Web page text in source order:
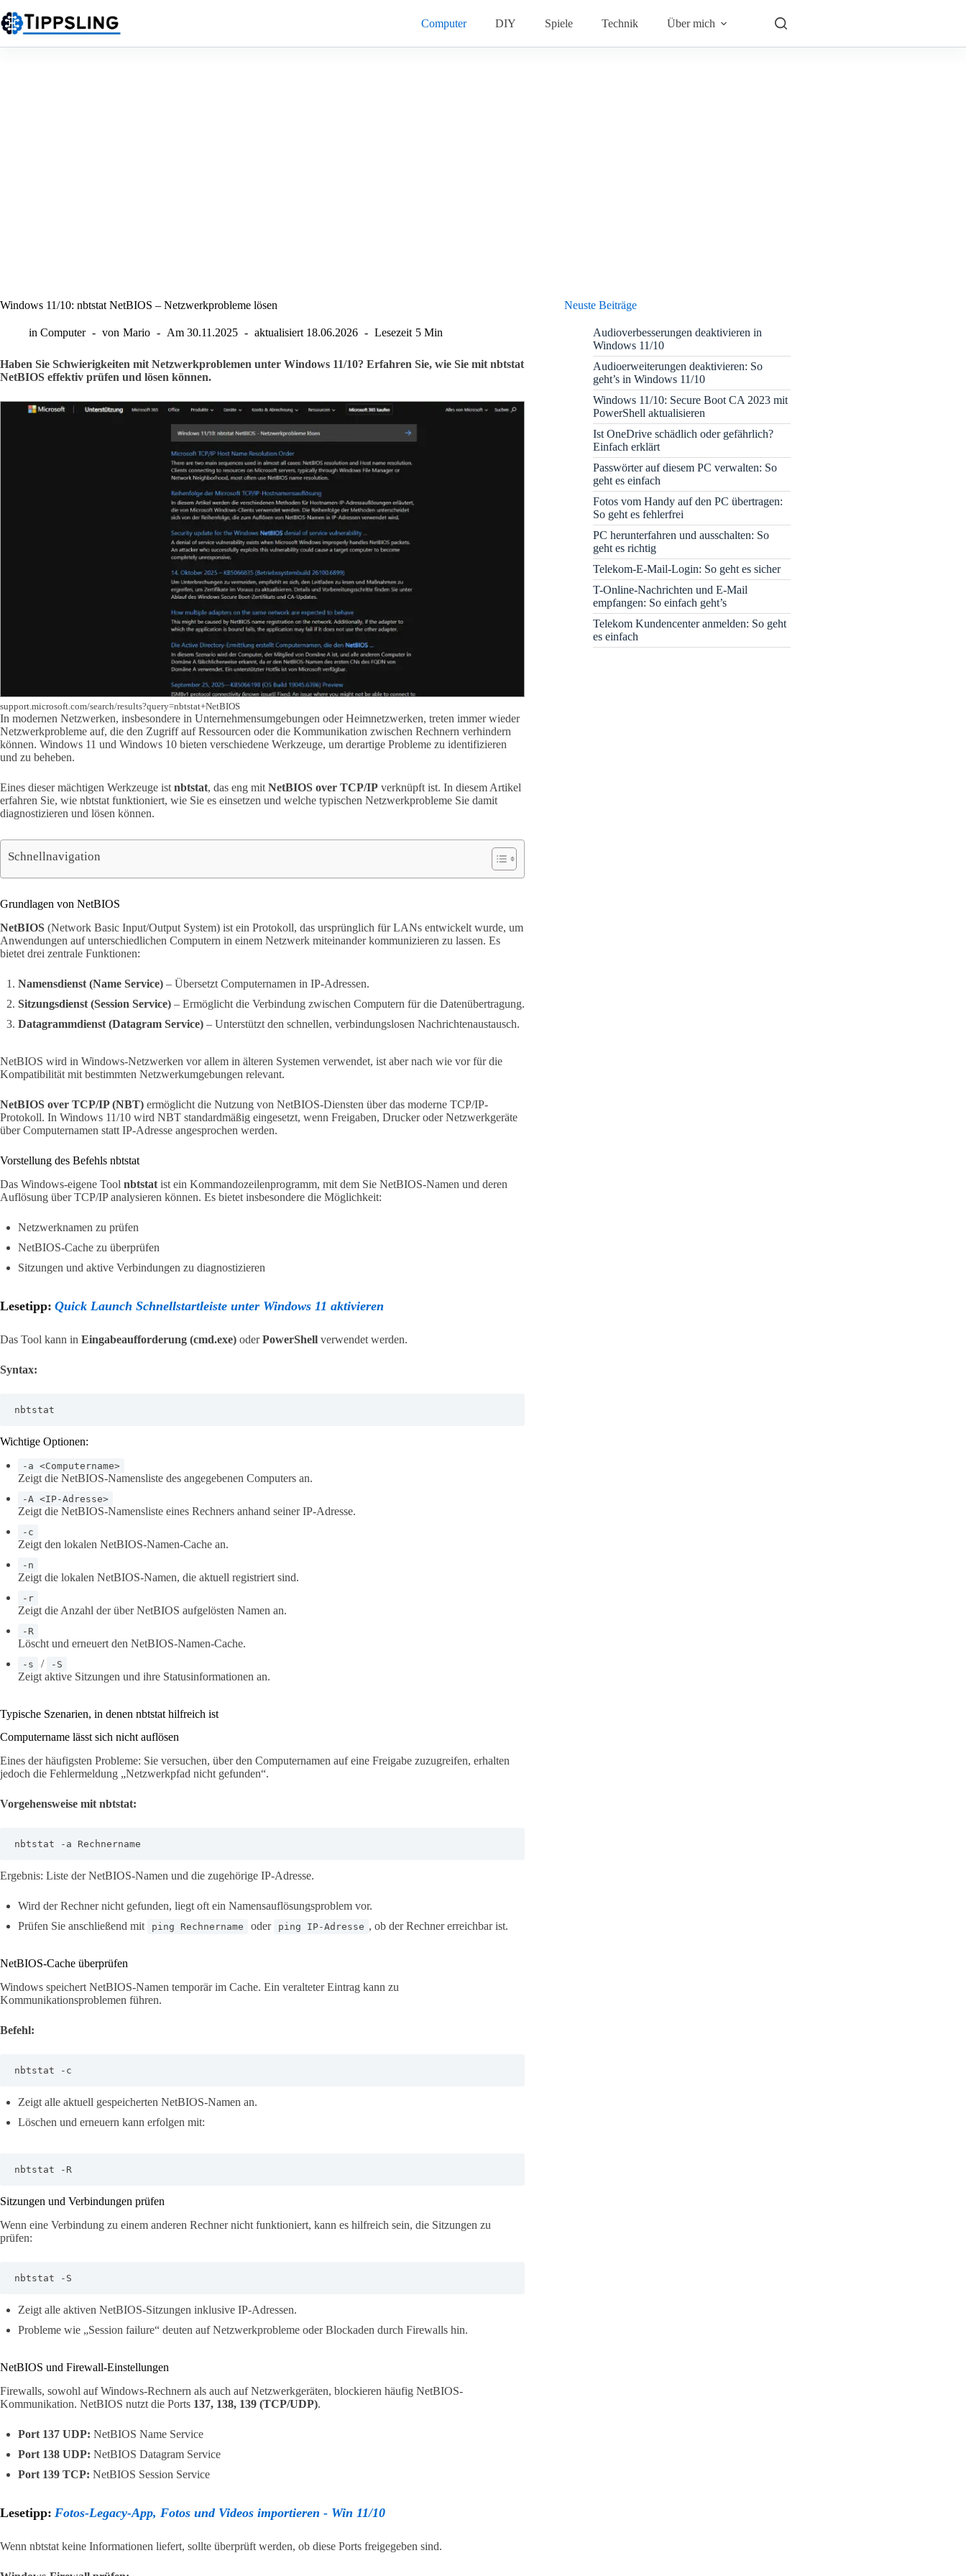
Inhalt
springen
Computer DIY Spiele Technik Über mich
Windows 11/10: nbtstat NetBIOS – Netzwerkprobleme lösen
in Computer von Mario Am 30.11.2025 aktualisiert 18.06.2026 Lesezeit 5 Min
Haben Sie Schwierigkeiten mit Netzwerkproblemen unter Windows 11/10? Erfahren Sie, wie Sie mit nbtstat
NetBIOS effektiv prüfen und lösen können.
support.microsoft.com/search/results?query=nbtstat+NetBIOS
In modernen Netzwerken, insbesondere in Unternehmensumgebungen oder Heimnetzwerken, treten immer wieder
Netzwerkprobleme auf, die den Zugriff auf Ressourcen oder die Kommunikation zwischen Rechnern verhindern
können. Windows 11 und Windows 10 bieten verschiedene Werkzeuge, um derartige Probleme zu identifizieren
und zu beheben.
Eines dieser mächtigen Werkzeuge ist nbtstat, das eng mit NetBIOS over TCP/IP verknüpft ist. In diesem Artikel
erfahren Sie, wie nbtstat funktioniert, wie Sie es einsetzen und welche typischen Netzwerkprobleme Sie damit
diagnostizieren und lösen können.
Schnellnavigation
Grundlagen von NetBIOS
NetBIOS (Network Basic Input/Output System) ist ein Protokoll, das ursprünglich für LANs entwickelt wurde, um
Anwendungen auf unterschiedlichen Computern in einem Netzwerk miteinander kommunizieren zu lassen. Es
bietet drei zentrale Funktionen:
Namensdienst (Name Service) – Übersetzt Computernamen in IP-Adressen.
Sitzungsdienst (Session Service) – Ermöglicht die Verbindung zwischen Computern für die Datenübertragung.
Datagrammdienst (Datagram Service) – Unterstützt den schnellen, verbindungslosen Nachrichtenaustausch.
NetBIOS wird in Windows-Netzwerken vor allem in älteren Systemen verwendet, ist aber nach wie vor für die
Kompatibilität mit bestimmten Netzwerkumgebungen relevant.
NetBIOS over TCP/IP (NBT) ermöglicht die Nutzung von NetBIOS-Diensten über das moderne TCP/IP-
Protokoll. In Windows 11/10 wird NBT standardmäßig eingesetzt, wenn Freigaben, Drucker oder Netzwerkgeräte
über Computernamen statt IP-Adresse angesprochen werden.
Vorstellung des Befehls nbtstat
Das Windows-eigene Tool nbtstat ist ein Kommandozeilenprogramm, mit dem Sie NetBIOS-Namen und deren
Auflösung über TCP/IP analysieren können. Es bietet insbesondere die Möglichkeit:
Netzwerknamen zu prüfen
NetBIOS-Cache zu überprüfen
Sitzungen und aktive Verbindungen zu diagnostizieren
Lesetipp: Quick Launch Schnellstartleiste unter Windows 11 aktivieren
Das Tool kann in Eingabeaufforderung (cmd.exe) oderPowerShell verwendet werden.
Syntax:
nbtstat
Wichtige Optionen:
-a <Computername>
Zeigt die NetBIOS-Namensliste des angegebenen Computers an.
-A <IP-Adresse>
Zeigt die NetBIOS-Namensliste eines Rechners anhand seiner IP-Adresse.
-c
Zeigt den lokalen NetBIOS-Namen-Cache an.
-n
Zeigt die lokalen NetBIOS-Namen, die aktuell registriert sind.
-r
Zeigt die Anzahl der über NetBIOS aufgelösten Namen an.
-R
Löscht und erneuert den NetBIOS-Namen-Cache.
-s / -S
Zeigt aktive Sitzungen und ihre Statusinformationen an.
Typische Szenarien, in denen nbtstat hilfreich ist
Computername lässt sich nicht auflösen
Eines der häufigsten Probleme: Sie versuchen, über den Computernamen auf eine Freigabe zuzugreifen, erhalten
jedoch die Fehlermeldung „Netzwerkpfad nicht gefunden“.
Vorgehensweise mit nbtstat:
nbtstat -a Rechnername
Ergebnis: Liste der NetBIOS-Namen und die zugehörige IP-Adresse.
Wird der Rechner nicht gefunden, liegt oft ein Namensauflösungsproblem vor.
Prüfen Sie anschließend mit
ping Rechnername oder ping IP-Adresse , ob der Rechner erreichbar ist.
NetBIOS-Cache überprüfen
Windows speichert NetBIOS-Namen temporär im Cache. Ein veralteter Eintrag kann zu
Kommunikationsproblemen führen.
Befehl:
nbtstat -c
Zeigt alle aktuell gespeicherten NetBIOS-Namen an.
Löschen und erneuern kann erfolgen mit:
nbtstat -R
Sitzungen und Verbindungen prüfen
Wenn eine Verbindung zu einem anderen Rechner nicht funktioniert, kann es hilfreich sein, die Sitzungen zu
prüfen:
nbtstat -S
Zeigt alle aktiven NetBIOS-Sitzungen inklusive IP-Adressen.
Probleme wie „Session failure“ deuten auf Netzwerkprobleme oder Blockaden durch Firewalls hin.
NetBIOS und Firewall-Einstellungen
Firewalls, sowohl auf Windows-Rechnern als auch auf Netzwerkgeräten, blockieren häufig NetBIOS-
Kommunikation. NetBIOS nutzt die Ports 137, 138, 139 (TCP/UDP).
Port 137 UDP: NetBIOS Name Service
Port 138 UDP: NetBIOS Datagram Service
Port 139 TCP: NetBIOS Session Service
Lesetipp: Fotos-Legacy-App, Fotos und Videos importieren - Win 11/10
Wenn nbtstat keine Informationen liefert, sollte überprüft werden, ob diese Ports freigegeben sind.
Neuste Beiträge
Audioverbesserungen deaktivieren in
Windows 11/10
Audioerweiterungen deaktivieren: So
geht’s in Windows 11/10
Windows 11/10: Secure Boot CA 2023 mit
PowerShell aktualisieren
Ist OneDrive schädlich oder gefährlich?
Einfach erklärt
Passwörter auf diesem PC verwalten: So
geht es einfach
Fotos vom Handy auf den PC übertragen:
So geht es fehlerfrei
PC herunterfahren und ausschalten: So
geht es richtig
Telekom-E-Mail-Login: So geht es sicher
T-Online-Nachrichten und E-Mail
empfangen: So einfach geht’s
Telekom Kundencenter anmelden: So geht
es einfach